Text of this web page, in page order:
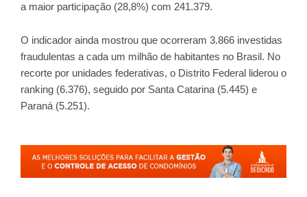
a maior participação (28,8%) com 241.379.
O indicador ainda mostrou que ocorreram 3.866 investidas
fraudulentas a cada um milhão de habitantes no Brasil. No
recorte por unidades federativas, o Distrito Federal liderou o
ranking (6.376), seguido por Santa Catarina (5.445) e
Paraná (5.251).